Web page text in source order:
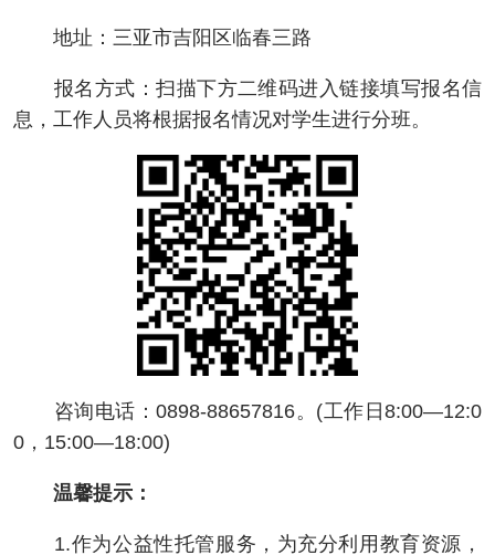
地址：三亚市吉阳区临春三路
报名方式：扫描下方二维码进入链接填写报名信
息，工作人员将根据报名情况对学生进行分班。
咨询电话：0898-88657816。(工作日8:00—12:0
0，15:00—18:00)
温馨提示：
1.作为公益性托管服务，为充分利用教育资源，